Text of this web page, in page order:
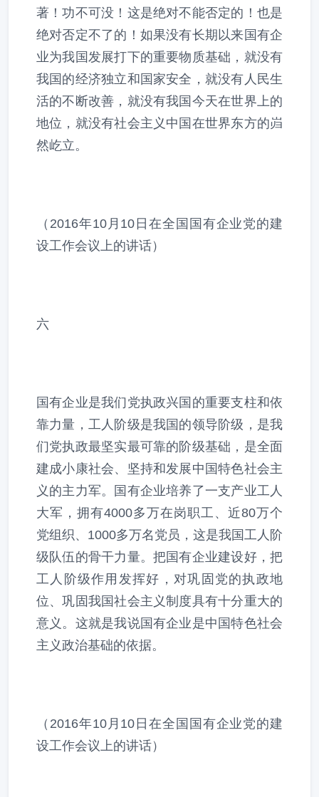
著！功不可没！这是绝对不能否定的！也是
绝对否定不了的！如果没有长期以来国有企
业为我国发展打下的重要物质基础，就没有
我国的经济独立和国家安全，就没有人民生
活的不断改善，就没有我国今天在世界上的
地位，就没有社会主义中国在世界东方的岿
然屹立。
（2016年10月10日在全国国有企业党的建
设工作会议上的讲话）
六
国有企业是我们党执政兴国的重要支柱和依
靠力量，工人阶级是我国的领导阶级，是我
们党执政最坚实最可靠的阶级基础，是全面
建成小康社会、坚持和发展中国特色社会主
义的主力军。国有企业培养了一支产业工人
大军，拥有4000多万在岗职工、近80万个
党组织、1000多万名党员，这是我国工人阶
级队伍的骨干力量。把国有企业建设好，把
工人阶级作用发挥好，对巩固党的执政地
位、巩固我国社会主义制度具有十分重大的
意义。这就是我说国有企业是中国特色社会
主义政治基础的依据。
（2016年10月10日在全国国有企业党的建
设工作会议上的讲话）